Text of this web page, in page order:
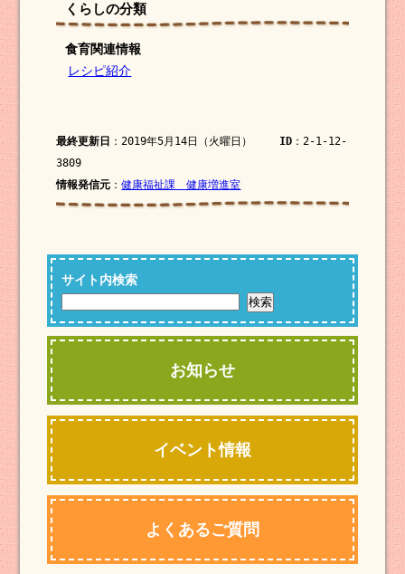
くらしの分類
食育関連情報
レシピ紹介
最終更新日 ：2019年5月14日（火曜日） ID ：2-1-12-
3809
情報発信元 ：健康福祉課 健康増進室
サイト内検索
お知らせ
イベント情報
よくあるご質問